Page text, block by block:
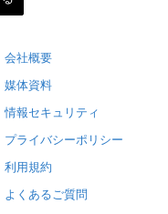
会社概要
媒体資料
情報セキュリティ
プライバシーポリシー
利用規約
よくあるご質問